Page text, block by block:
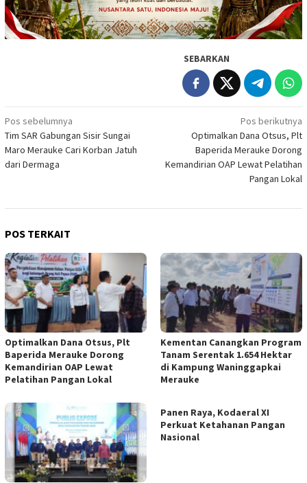
SEBARKAN
Navigasi
pos
Pos sebelumnya
Tim SAR Gabungan Sisir Sungai
Maro Merauke Cari Korban Jatuh
dari Dermaga
Pos berikutnya
Optimalkan Dana Otsus, Plt
Baperida Merauke Dorong
Kemandirian OAP Lewat Pelatihan
Pangan Lokal
POS TERKAIT
Optimalkan Dana Otsus, Plt
Baperida Merauke Dorong
Kemandirian OAP Lewat
Pelatihan Pangan Lokal
Kementan Canangkan Program
Tanam Serentak 1.654 Hektar
di Kampung Waninggapkai
Merauke
Panen Raya, Kodaeral XI
Perkuat Ketahanan Pangan
Nasional